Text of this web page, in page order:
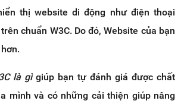
thị website di động như điện thoại
chuẩn W3C. Do đó, Website của bạn
là gìgiúp bạn tự đánh giá được chất
mình và có những cải thiện giúp nâng